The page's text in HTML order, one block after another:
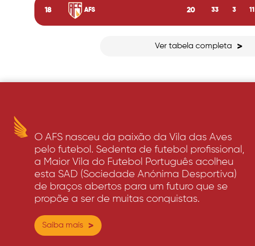
18 AFS 20 33 3 11
Ver tabela completa >
O AFS nasceu da paixão da Vila das Aves
pelo futebol. Sedenta de futebol profissional,
a Maior Vila do Futebol Português acolheu
esta SAD (Sociedade Anónima Desportiva)
de braços abertos para um futuro que se
propõe a ser de muitas conquistas.
Saiba mais >